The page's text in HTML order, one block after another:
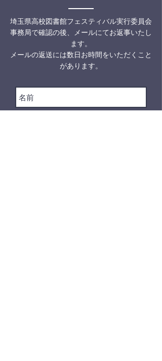
埼玉県高校図書館フェスティバル実行委員会
事務局で確認の後、メールにてお返事いたし
ます。
メールの返送には数日お時間をいただくこと
があります。